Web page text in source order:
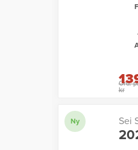
Ord.
kr
Ny Sei